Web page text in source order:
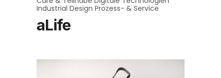
Industrial Design Prozess- & Service
aLife